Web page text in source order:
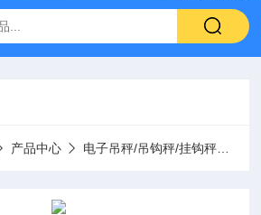
产品中心 电子吊秤/吊钩秤/挂钩秤